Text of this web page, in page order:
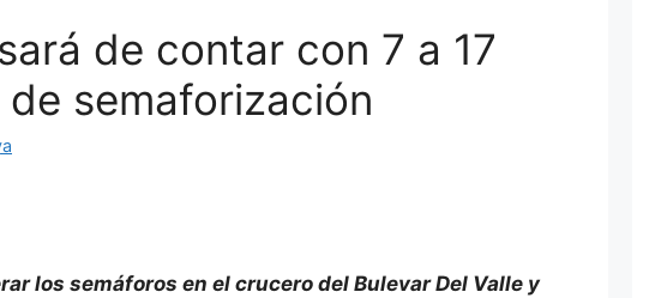
de contar con 7 a 17
semaforización
los semáforos en el crucero del Bulevar Del Valle y